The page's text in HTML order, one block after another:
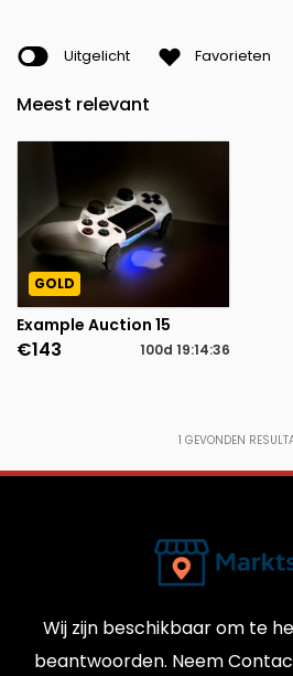
Uitgelicht Favorieten
GOLD
Example Auction 15
€143 100d 19:14:36
1 GEVONDEN
Wij zijn beschikbaar om te
beantwoorden. Neem